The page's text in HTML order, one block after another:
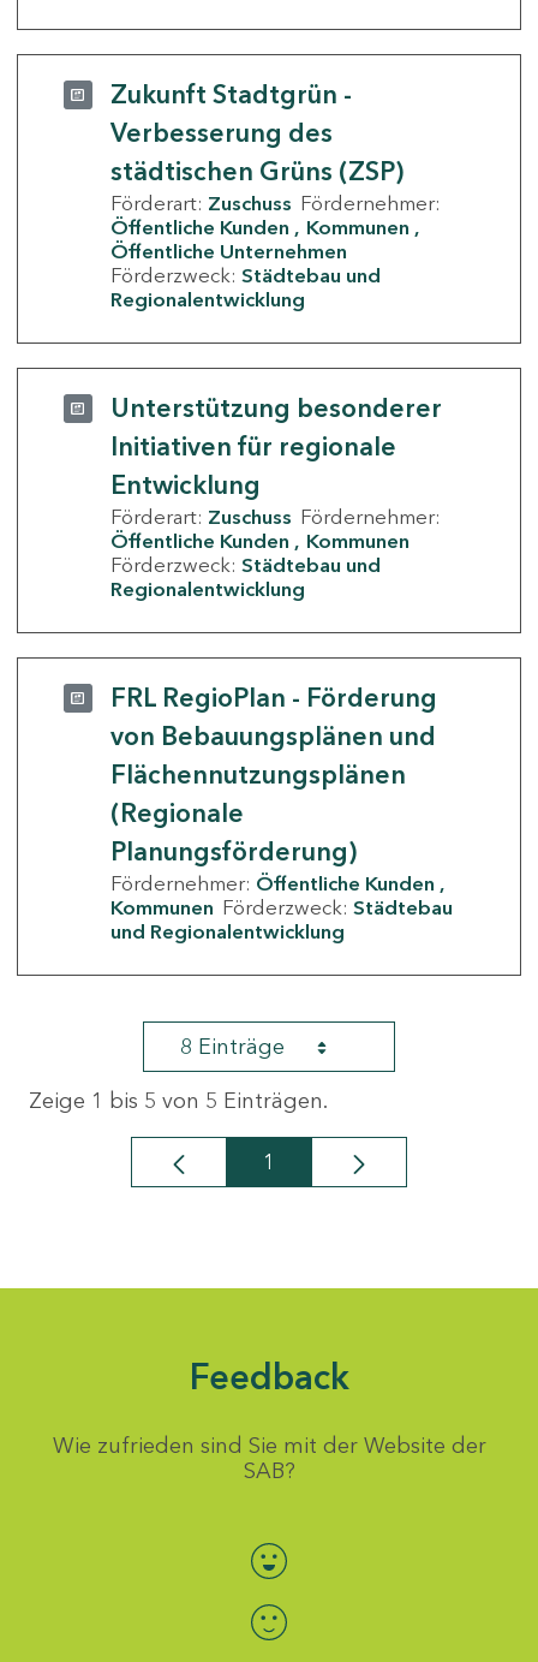
Zukunft Stadtgrün -
Verbesserung des
städtischen Grüns (ZSP)
Förderart: Zuschuss Fördernehmer:
Öffentliche Kunden
Kommunen
Öffentliche Unternehmen
Förderzweck: Städtebau und
Regionalentwicklung
Unterstützung besonderer
Initiativen für regionale
Entwicklung
Förderart: Zuschuss Fördernehmer:
Öffentliche Kunden
Kommunen
Förderzweck: Städtebau und
Regionalentwicklung
FRL RegioPlan - Förderung
von Bebauungsplänen und
Flächennutzungsplänen
(Regionale
Planungsförderung)
Fördernehmer: Öffentliche Kunden
Kommunen Förderzweck: Städtebau
und Regionalentwicklung
8 Einträge
Zeige 1 bis 5 von 5 Einträgen.
Seite
1
Feedback
Wie zufrieden sind Sie mit der Website der
SAB?
Bewertung auswählen